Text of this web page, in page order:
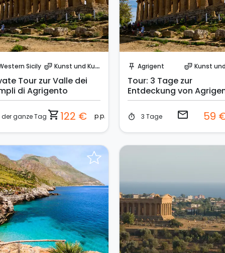
Sicily theater_comedy Kunst und Kultur
Tour zur Valle dei
di Agrigento
der ganze Tag shopping_cart 122 € p.p.
push_pin Agrigent theater_comedy Kunst und
Tour: 3 Tage zur
Entdeckung von
und Umgebung
timer 3 Tage email 59